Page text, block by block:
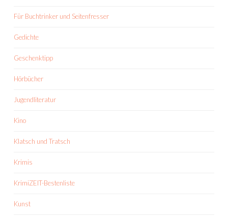
Für Buchtrinker und Seitenfresser
Gedichte
Geschenktipp
Hörbücher
Jugendliteratur
Kino
Klatsch und Tratsch
Krimis
KrimiZEIT-Bestenliste
Kunst